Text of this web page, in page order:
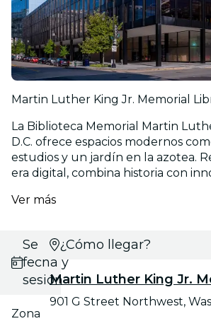
Martin Luther King Jr. Memorial
La Biblioteca Memorial Martin
D.C. ofrece espacios modernos
estudios y un jardín en la azotea.
era digital, combina historia con
Ver más
Selecciona
fecha y
sesión
Zona
¿Cómo llegar?
Martin Luther King Jr.
901 G Street Northwest,